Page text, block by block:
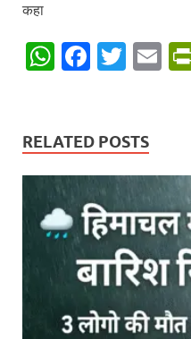
कहा
W
s
A
p
p
F
b
o
o
k
T
er
E
RELATED POSTS